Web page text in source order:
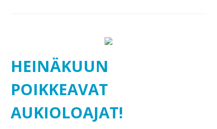
HEINÄKUUN
POIKKEAVAT
AUKIOLOAJAT!